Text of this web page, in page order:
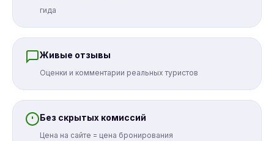
гида
Живые отзывы
Оценки и комментарии реальных туристов
Без скрытых комиссий
Цена на сайте = цена бронирования